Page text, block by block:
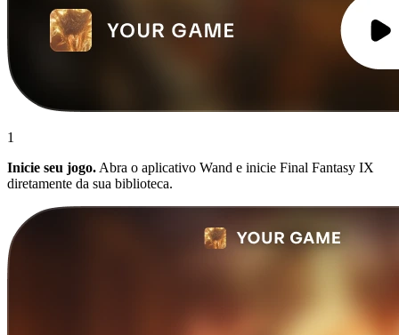
1
Inicie seu jogo. Abra o aplicativo Wand e inicie Final Fantasy IX
diretamente da sua biblioteca.